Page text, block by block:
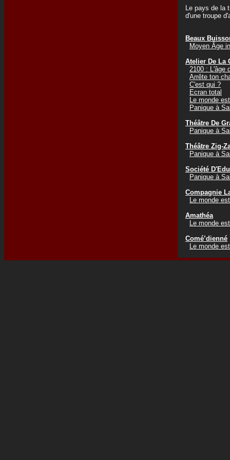
Le pays de la
d'une troupe
Beaux
Moyen Âge
Atelier De La
2100 : L'âge
Arrête ton
C'est qui ?
Ecran total
Le monde
Panique à
Théâtre De
Panique à
Théâtre Zig-
Panique à
Société
Panique à
Compagnie
Le monde
Amathéa
Le monde
Comé’dienné
Le monde